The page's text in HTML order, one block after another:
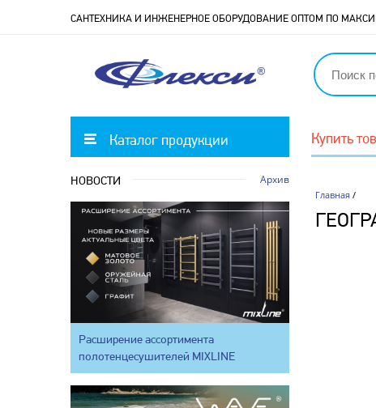
Каталог продукции Купить
САНТЕХНИКА И ИНЖЕНЕРНОЕ ОБОРУДОВАНИЕ ОПТОМ ПО
Главная /
НОВОСТИ Архив
Расширение ассортимента
полотенцесушителей MIXLINE